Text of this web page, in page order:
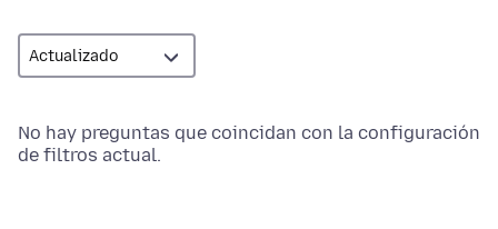
No hay preguntas que coincidan con la configuración
de filtros actual.